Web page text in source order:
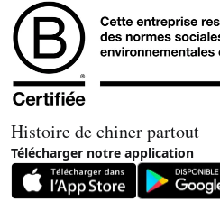
Histoire de chiner partout
Télécharger notre application